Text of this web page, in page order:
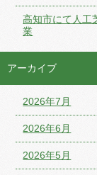
高知市にて人工
業
アーカイブ
2026年7月
2026年6月
2026年5月